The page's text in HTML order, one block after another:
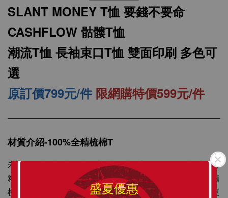
盛夏優惠
100%精梳環紡棉 亞洲版型 經典合身12色可選
SLANT MONEY T恤 要錢不要命
CASHFLOW 骷髏T恤
潮流T恤 長袖束口T恤 雙面印刷 多色可
選
原訂價799元/件 限網購特價599元/件
材質介紹-100%全精梳棉T
未處理的棉纖維含有許多雜質，纖維也長短不一，所以可用
精梳機將雜質除掉，梳理棉纖維，以紡出較更均勻精細的精
梳棉紗。精梳棉紗製成的衣服在質感、耐洗與耐用度都有較